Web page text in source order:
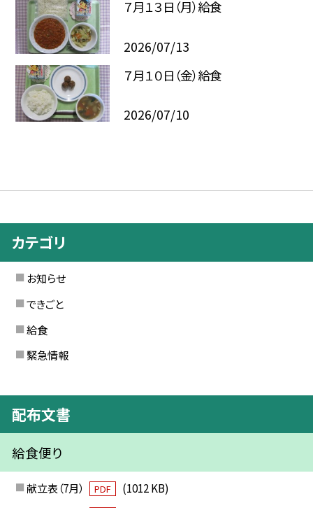
７月１３日（月）給食
2026/07/13
７月１０日（金）給食
2026/07/10
カテゴリ
お知らせ
できごと
給食
緊急情報
配布文書
給食便り
献立表（7月） PDF
(1012 KB)